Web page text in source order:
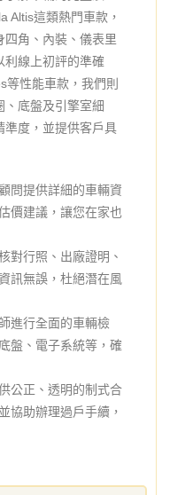
Altis這類熱門車款，
四角、內裝、儀表里
利線上初評的準確
等性能車款，我們則
、底盤及引擎室細
準度，並提供客戶具
問提供詳細的車輛資
價建議，讓您在家也
對行照、出廠證明、
訊無誤，杜絕潛在風
進行全面的車輛檢
盤、電子系統等，確
公正、透明的制式合
協助辦理過戶手續，